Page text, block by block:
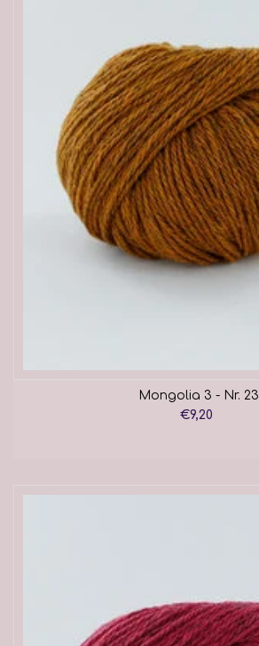
Mongolia 3 - Nr. 23
€9,20